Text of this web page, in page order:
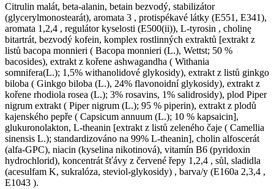
Citrulin malát, beta-alanin, betain bezvodý, stabilizátor
(glycerylmonostearát), aromata 3 , protispékavé látky (E551, E341),
aromata 1,2,4 , regulátor kyselosti (E500(ii)), L-tyrosin , cholinę
bitartrát, bezvodý kofein, komplex rostlinných extraktů [extrakt z
listů bacopa monnieri ( Bacopa monnieri (L.), Wettst; 50 %
bacosides), extrakt z kořene ashwagandha ( Withania
somnifera(L.); 1,5% withanolidové glykosidy), extrakt z listů ginkgo
biloba ( Ginkgo biloba (L.), 24% flavonoidní glykosidy), extrakt z
kořene rhodiola rosea (L.); 3% rosavins, 1% salidrosidy), plod Piper
nigrum extrakt ( Piper nigrum (L.); 95 % piperin), extrakt z plodů
kajenského pepře ( Capsicum annuum (L.); 10 % kapsaicin],
glukuronolakton, L-theanin [extrakt z listů zeleného čaje ( Camellia
sinensis L.); standardizováno na 99% L-theanin], cholin alfoscerát
(alfa-GPC), niacin (kyselina nikotinová), vitamín B6 (pyridoxin
hydrochlorid), koncentrát šťávy z červené řepy 1,2,4 , sůl, sladidla
(acesulfam K, sukralóza, steviol-glykosidy) , barva/y (E160a 2,3,4 ,
E1043 ).